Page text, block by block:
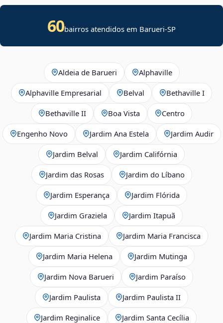
60bairros atendidos em Barueri-SP
Aldeia de Barueri Alphaville
Alphaville Empresarial Belval Bethaville I
Bethaville II Boa Vista Centro
Engenho Novo Jardim Ana Estela Jardim Audir
Jardim Belval Jardim Califórnia
Jardim das Rosas Jardim do Líbano
Jardim Esperança Jardim Flórida
Jardim Graziela Jardim Itapuã
Jardim Maria Cristina Jardim Maria Francisca
Jardim Maria Helena Jardim Mutinga
Jardim Nova Barueri Jardim Paraíso
Jardim Paulista Jardim Paulista II
Jardim Reginalice Jardim Santa Cecília